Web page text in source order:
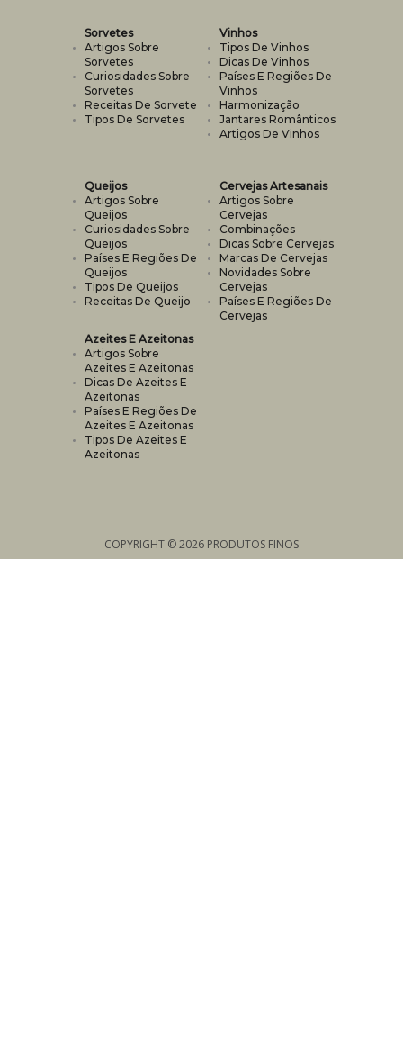
Sorvetes
Artigos Sobre
Sorvetes
Curiosidades Sobre
Sorvetes
Receitas De Sorvete
Tipos De Sorvetes
Vinhos
Tipos De Vinhos
Dicas De Vinhos
Países E Regiões De
Vinhos
Harmonização
Jantares Românticos
Artigos De Vinhos
Queijos
Artigos Sobre
Queijos
Curiosidades Sobre
Queijos
Países E Regiões De
Queijos
Tipos De Queijos
Receitas De Queijo
Cervejas Artesanais
Artigos Sobre
Cervejas
Combinações
Dicas Sobre Cervejas
Marcas De Cervejas
Novidades Sobre
Cervejas
Países E Regiões De
Cervejas
Azeites E Azeitonas
Artigos Sobre
Azeites E Azeitonas
Dicas De Azeites E
Azeitonas
Países E Regiões De
Azeites E Azeitonas
Tipos De Azeites E
Azeitonas
COPYRIGHT © 2026 PRODUTOS FINOS